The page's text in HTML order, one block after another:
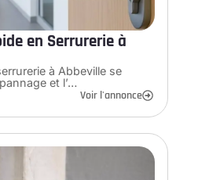
en Serrurerie à
à Abbeville se
et l’…
Voir l'annonce